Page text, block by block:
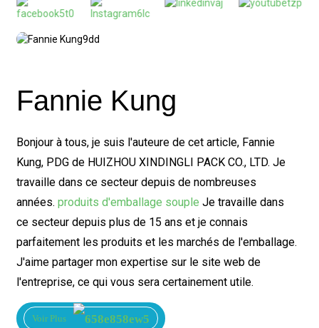
Fannie Kung
Bonjour à tous, je suis l'auteure de cet article, Fannie
Kung, PDG de HUIZHOU XINDINGLI PACK CO., LTD. Je
travaille dans ce secteur depuis de nombreuses
années. produits d'emballage souple Je travaille dans
ce secteur depuis plus de 15 ans et je connais
parfaitement les produits et les marchés de l'emballage.
J'aime partager mon expertise sur le site web de
l'entreprise, ce qui vous sera certainement utile.
Voir Plus